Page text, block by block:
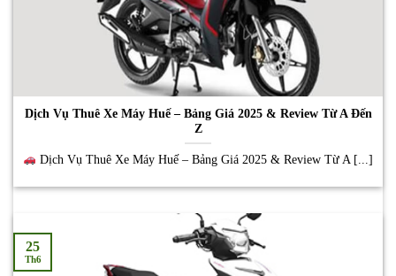
Dịch Vụ Thuê Xe Máy Huế – Bảng Giá 2025 & Review Từ A Đến
Z
Dịch Vụ Thuê Xe Máy Huế – Bảng Giá 2025 & Review Từ A [...]
25
Th6